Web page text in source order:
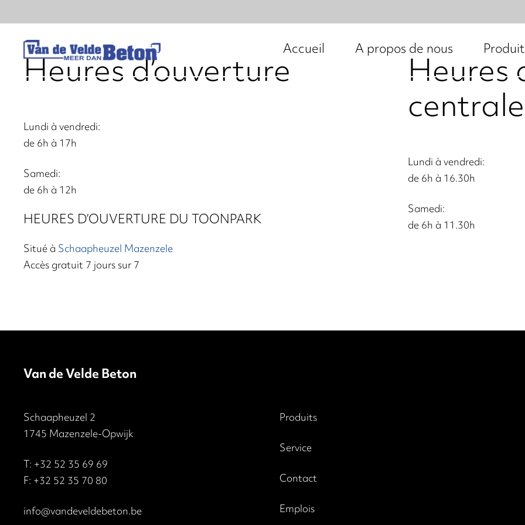
Accueil A propos de nous
Heures d’ouverture
Lundi à vendredi:
de 6h à 17h
Samedi:
de 6h à 12h
HEURES D’OUVERTURE DU TOONPARK
Situé àSchaapheuzel Mazenzele
Accès gratuit 7 jours sur 7
Heures
Lundi à vendredi:
de 6h à 16.30h
Samedi:
de 6h à 11.30h
Van de Velde Beton
Schaapheuzel 2
1745 Mazenzele-Opwijk
T:+32 52 35 69 69
F: +32 52 35 70 80
info@vandeveldebeton.be
Produits
Service
Contact
Emplois